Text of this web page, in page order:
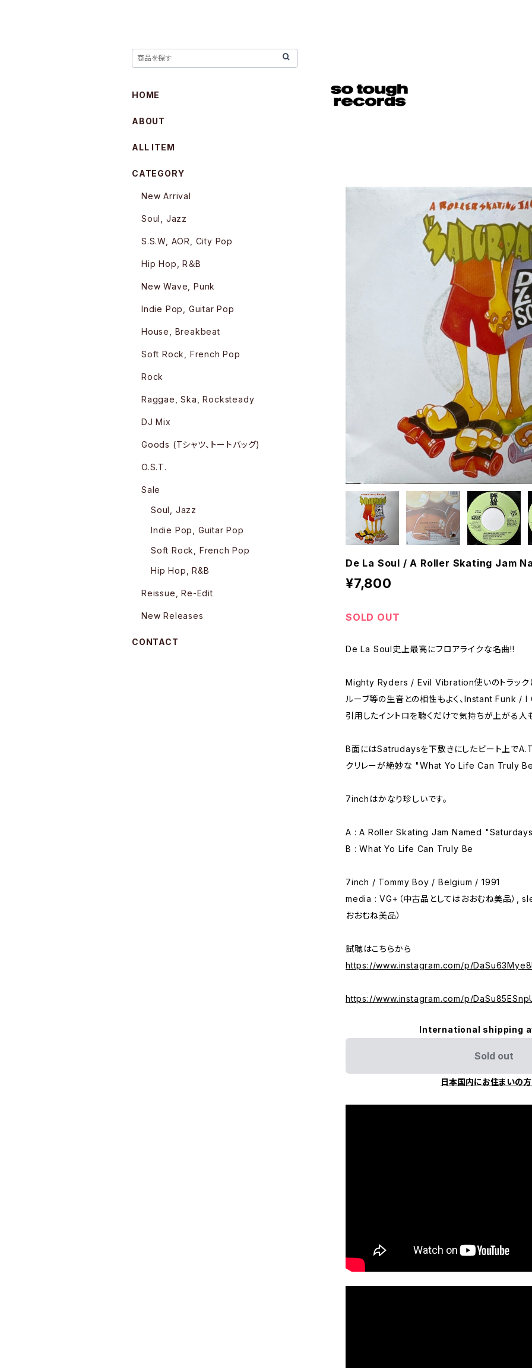
De La Soul / A Roller Skating Jam
¥7,800
SOLD OUT
De La Soul史上最高にフロアライクな名曲!!
Mighty Ryders / Evil Vibration使いのトラック
ルーブ等の生音との相性もよく、Instant Funk
引用したイントロを聴くだけで気持ちが上がる人
B面にはSatrudaysを下敷きにしたビート上で
クリレーが絶妙な "What Yo Life Can Truly
7inchはかなり珍しいです。
A : A Roller Skating Jam Named
B : What Yo Life Can Truly Be
7inch / Tommy Boy / Belgium / 1991
media : VG+（中古品としてはおおむね美品）,
おおむね美品）
試聴はこちらから
https://www.instagram.com/p/
https://www.instagram.com/p/
International shipping
Sold out
日本国内にお住まいの
HOME
ABOUT
ALL ITEM
CATEGORY
New Arrival
Soul, Jazz
S.S.W, AOR, City Pop
Hip Hop, R＆B
New Wave, Punk
Indie Pop, Guitar Pop
House, Breakbeat
Soft Rock, French Pop
Rock
Raggae, Ska, Rocksteady
DJ Mix
Goods (Tシャツ、トートバッグ)
O.S.T.
Sale
Soul, Jazz
Indie Pop, Guitar Pop
Soft Rock, French Pop
Hip Hop, R&B
Reissue, Re-Edit
New Releases
CONTACT